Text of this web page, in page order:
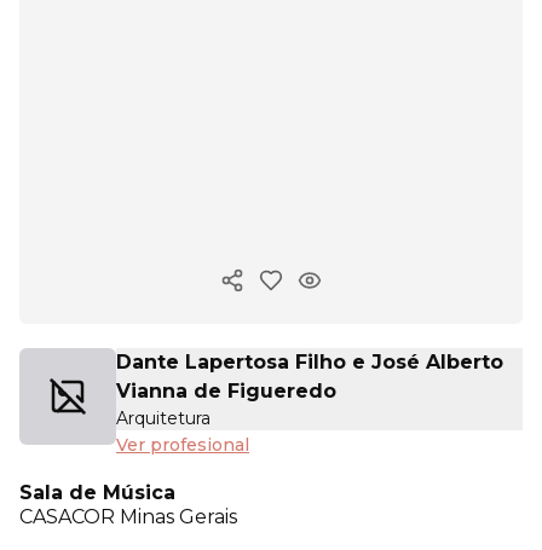
Copiar enlace
Dante Lapertosa Filho e José Alberto
Vianna de Figueredo
Arquitetura
Ver profesional
Sala de Música
CASACOR Minas Gerais